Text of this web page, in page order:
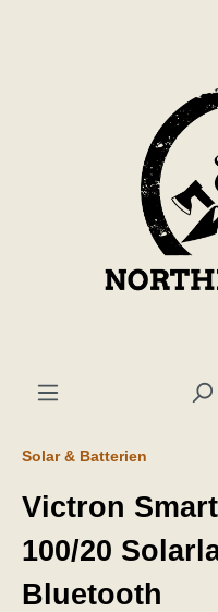
Solar & Batterien
Victron
100/20
Bluetooth